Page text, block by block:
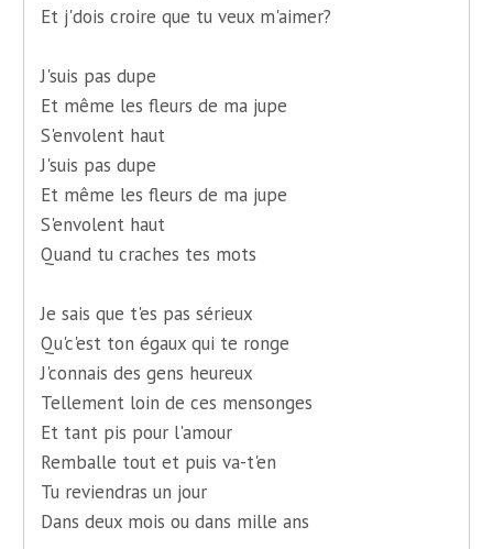
Et j'dois croire que tu veux m'aimer?
J'suis pas dupe
Et même les fleurs de ma jupe
S'envolent haut
J'suis pas dupe
Et même les fleurs de ma jupe
S'envolent haut
Quand tu craches tes mots
Je sais que t'es pas sérieux
Qu'c'est ton égaux qui te ronge
J'connais des gens heureux
Tellement loin de ces mensonges
Et tant pis pour l'amour
Remballe tout et puis va-t'en
Tu reviendras un jour
Dans deux mois ou dans mille ans